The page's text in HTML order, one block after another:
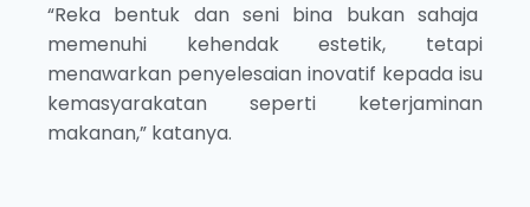
“Reka bentuk dan seni bina bukan sahaja
memenuhi kehendak estetik, tetapi
menawarkan penyelesaian inovatif kepada isu
kemasyarakatan seperti keterjaminan
makanan,” katanya.